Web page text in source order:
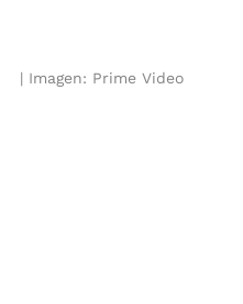
Imagen: Prime Video